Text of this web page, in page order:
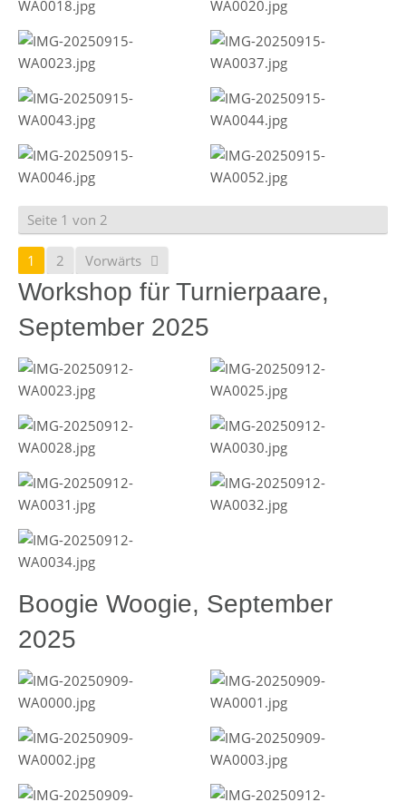
Seite 1 von 2
1 2 Vorwärts
Workshop für Turnierpaare,
September 2025
Boogie Woogie, September
2025